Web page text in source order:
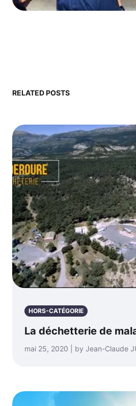
RELATED POSTS
HORS-CATÉGORIE
La déchetterie de
mai 25, 2020 | by Jean-Claude